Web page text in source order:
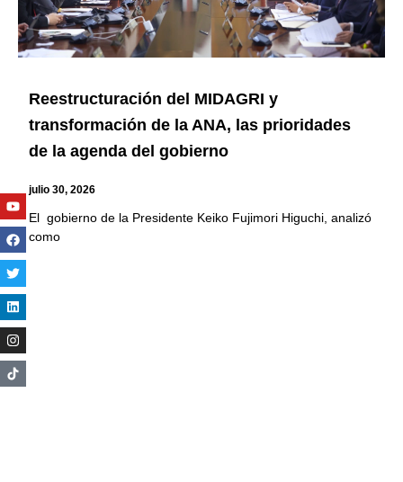
Reestructuración del MIDAGRI y
transformación de la ANA, las prioridades
de la agenda del gobierno
julio 30, 2026
El gobierno de la Presidente Keiko Fujimori Higuchi, analizó
como
Youtube
Facebook
Twitter
Linkedin
Instagram